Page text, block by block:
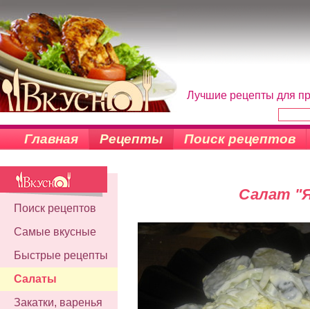
Лучшие рецепты для
Главная Рецепты Поиск рецептов
Поиск рецептов
Самые вкусные
Быстрые рецепты
Салаты
Закатки, варенья
Салат